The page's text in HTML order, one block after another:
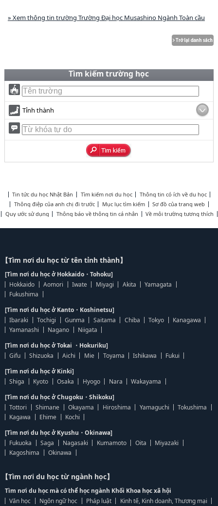
» Xem thông tin trường Trường Đại học Musashino Ngành Toàn cầu
Tìm kiếm trường học
Tỉnh thành
Tin tức du học Nhật Bản Tìm kiếm nơi du học
Thông tin có ích về du học
Thông điệp của anh chị đi trước
Mục lục tìm kiếm
Sơ đồ của trang web
Quy ước sử dụng
Thông báo về thông tin cá nhân Về môi trường tương thích
【Tìm nơi du học từ tên tỉnh thành】
[Tìm nơi du học ở Hokkaido・Tohoku]
Hokkaido
Aomori Iwate Miyagi Akita
Yamagata
Fukushima
[Tìm nơi du học ở Kanto・Koshinetsu]
Ibaraki
Tochigi Gunma Saitama Chiba Tokyo
Kanagawa
Yamanashi
Nagano
Niigata
[Tìm nơi du học ở Tokai ・Hokuriku]
Gifu
Shizuoka Aichi Mie Toyama Ishikawa
Fukui
[Tìm nơi du học ở Kinki]
Shiga
Kyoto Osaka Hyogo Nara
Wakayama
[Tìm nơi du học ở Chugoku・Shikoku]
Tottori
Shimane Okayama Hiroshima Yamaguchi
Tokushima
Kagawa
Ehime
Kochi
[Tìm nơi du học ở Kyushu・Okinawa]
Fukuoka
Saga Nagasaki Kumamoto Oita
Miyazaki
Kagoshima
Okinawa
【Tìm nơi du học từ ngành học】
Tìm nơi du học mà có thể học ngành Khối Khoa học xã hội
Văn học
Ngôn ngữ học Pháp luật
Kinh tế, Kinh doanh, Thương mại